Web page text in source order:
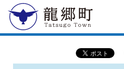
龍郷町